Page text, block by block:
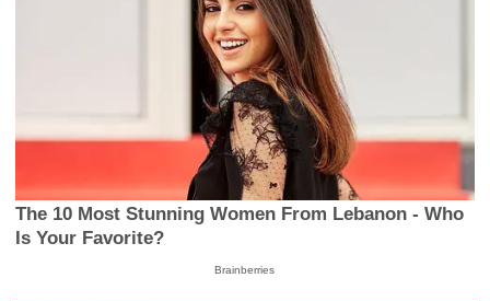
The 10 Most Stunning Women From Lebanon - Who
Is Your Favorite?
Brainberries